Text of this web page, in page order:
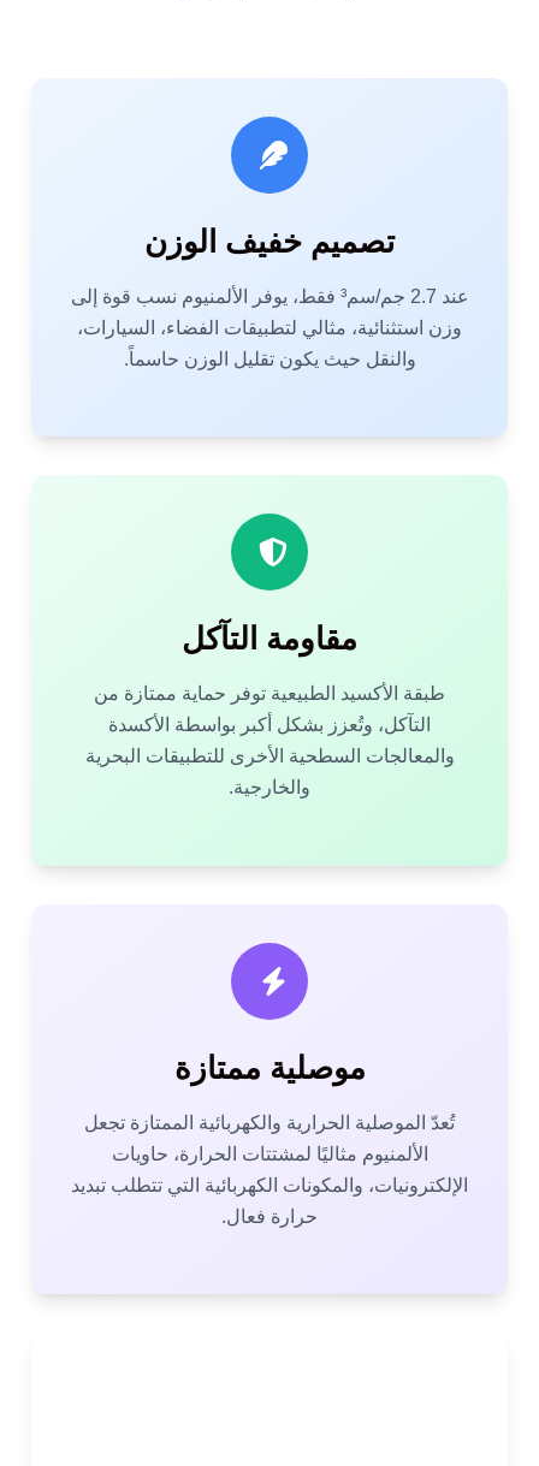
تصميم خفيف الوزن
عند 2.7 جم/سم³ فقط، يوفر الألمنيوم نسب قوة إلى
وزن استثنائية، مثالي لتطبيقات الفضاء، السيارات،
والنقل حيث يكون تقليل الوزن حاسماً.
مقاومة التآكل
طبقة الأكسيد الطبيعية توفر حماية ممتازة من
التآكل، وتُعزز بشكل أكبر بواسطة الأكسدة
والمعالجات السطحية الأخرى للتطبيقات البحرية
والخارجية.
موصلية ممتازة
تُعدّ الموصلية الحرارية والكهربائية الممتازة تجعل
الألمنيوم مثاليًا لمشتتات الحرارة، حاويات
الإلكترونيات، والمكونات الكهربائية التي تتطلب تبديد
حرارة فعال.